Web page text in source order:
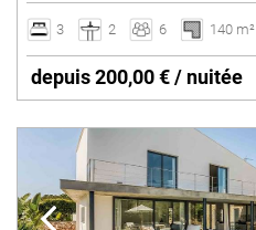
3 2 6 140 m²
depuis 200,00 € / nuitée